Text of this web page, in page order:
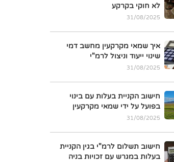
לא חוקי בקרקע
31/08/2025
איך שמאי מקרקעין מחשב דמי
שינוי ייעוד וניצול לרמ"י
31/08/2025
חישוב הקניית בעלות עם בינוי
בפועל על ידי שמאי מקרקעין
31/08/2025
חישוב תשלום לרמ"י בגין הקניית
בעלות במגרש עם זכויות בניה